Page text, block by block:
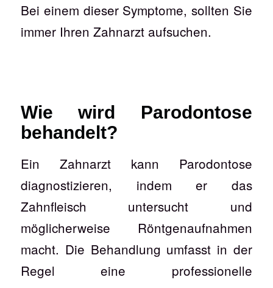
Bei einem dieser Symptome, sollten Sie
immer Ihren Zahnarzt aufsuchen.
Wie wird Parodontose
behandelt?
Ein Zahnarzt kann Parodontose
diagnostizieren, indem er das
Zahnfleisch untersucht und
möglicherweise Röntgenaufnahmen
macht. Die Behandlung umfasst in der
Regel eine professionelle